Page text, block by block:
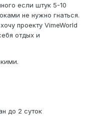
если штук 5-10
не нужно гнаться.
проекту VimeWorld
отдых и
до 2 суток